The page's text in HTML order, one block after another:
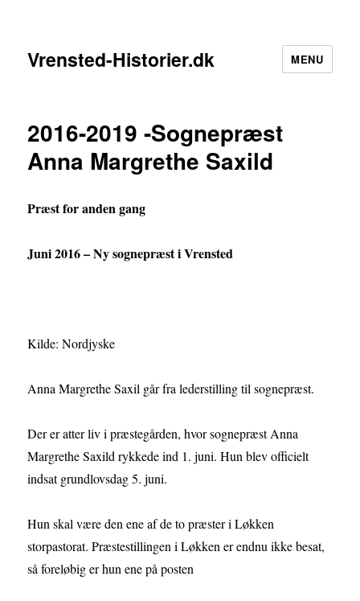
Vrensted-Historier.dk MENU
2016-2019 -Sognepræst
Anna Margrethe Saxild
Præst for anden gang
Juni 2016 – Ny sognepræst i Vrensted
Kilde: Nordjyske
Anna Margrethe Saxil går fra lederstilling til sognepræst.
Der er atter liv i præstegården, hvor sognepræst Anna
Margrethe Saxild rykkede ind 1. juni. Hun blev officielt
indsat grundlovsdag 5. juni.
Hun skal være den ene af de to præster i Løkken
storpastorat. Præstestillingen i Løkken er endnu ikke besat,
så foreløbig er hun ene på posten